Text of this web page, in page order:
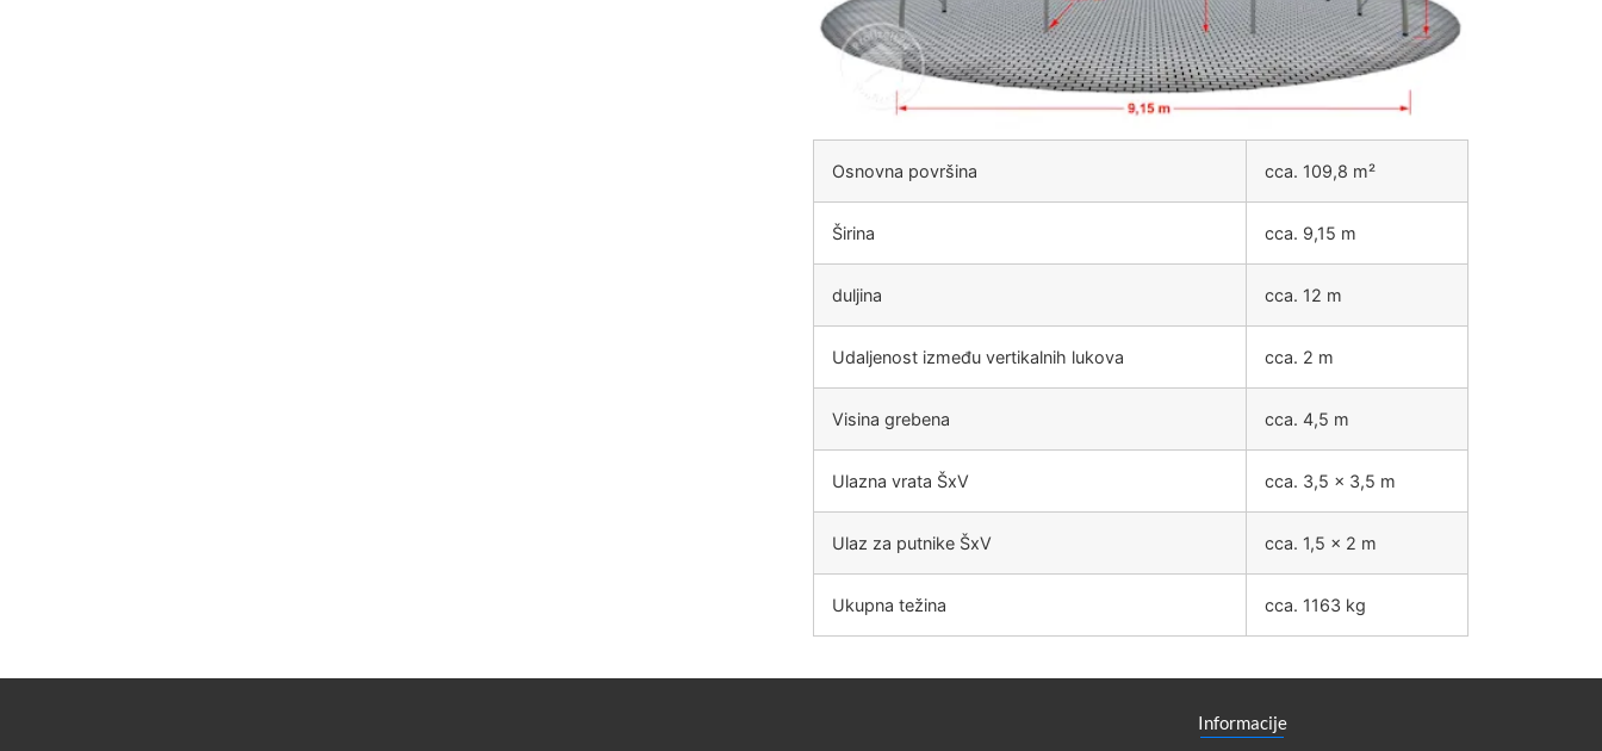
Osnovna površina cca. 109,8 m²
Širina cca. 9,15 m
duljina cca. 12 m
Udaljenost između vertikalnih lukova cca. 2 m
Visina grebena cca. 4,5 m
Ulazna vrata ŠxV cca. 3,5 x 3,5 m
Ulaz za putnike ŠxV cca. 1,5 x 2 m
Ukupna težina cca. 1163 kg
Informacije